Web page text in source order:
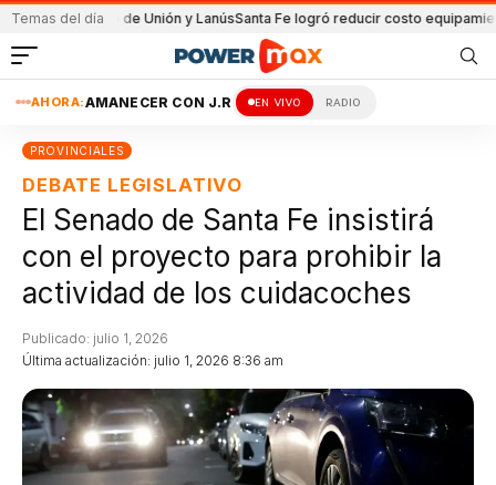
Temas del día
partido de Unión y LanúsSanta Fe logró reducir costo equipamiento
AHORA:AMANECER CON J.R EN VIVO RADIO
PROVINCIALES
DEBATE LEGISLATIVO
El Senado de Santa Fe insistirá
con el proyecto para prohibir la
actividad de los cuidacoches
Última actualización: julio 1, 2026 8:36 am
Publicado: julio 1, 2026